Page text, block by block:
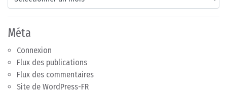
Méta
Connexion
Flux des publications
Flux des commentaires
Site de WordPress-FR